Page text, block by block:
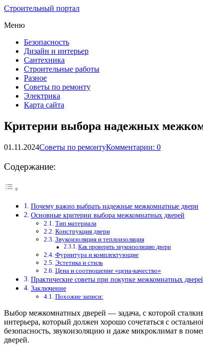
Строительный портал
Меню
Безопасность
Дизайн и интерьер
Сантехника
Строительные работы
Разное
Советы по ремонту
Электрика
Карта сайта
Критерии выбора надежных
01.11.2024Советы по ремонтуКомментарии: 0
Содержание:
Почему важно выбрать надежные межкомнатные двери
Основные критерии выбора межкомнатных дверей
Тип материала
Конструкция двери
Звукоизоляция и теплоизоляция
Как проверить звукоизоляцию двери
Фурнитура и комплектующие
Эстетика и стиль
Цена и соотношение «цена-качество»
Практические советы при покупке межкомнатных
Заключение
Похожие записи:
Выбор межкомнатных дверей — задача, с которой
интерьера, который должен хорошо сочетаться с
безопасность, звукоизоляцию и даже микроклимат в
дверей.